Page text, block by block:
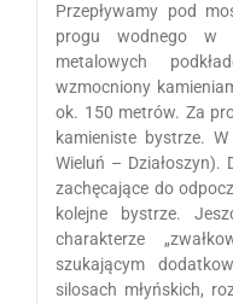
Przepływamy pod
progu wodnego w
metalowych
wzmocniony
ok. 150 metrów. Za
kamieniste bystrze.
Wieluń – Działoszyn).
zachęcające do
kolejne bystrze.
charakterze
szukającym
silosach młyńskich,